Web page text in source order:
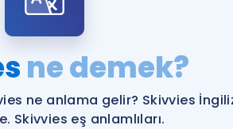
YDS ve YÖKDİL
Rehberlik Aracı
YDS ve YÖKDİL'e
ne demek?
ne anlama gelir? Skivvies
Skivvies eş anlamlıları.